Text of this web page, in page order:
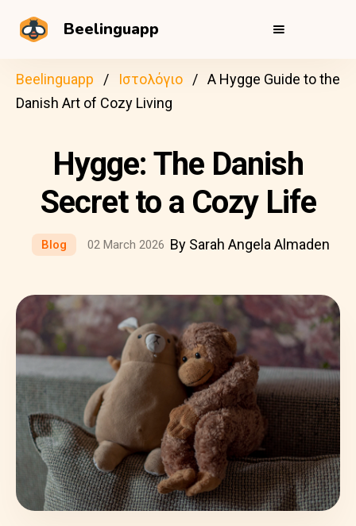
Beelinguapp
Beelinguapp Ιστολόγιο
A Hygge Guide to the
Danish Art of Cozy Living
Hygge: The Danish
Secret to a Cozy Life
Blog 02 March 2026 By Sarah Angela Almaden